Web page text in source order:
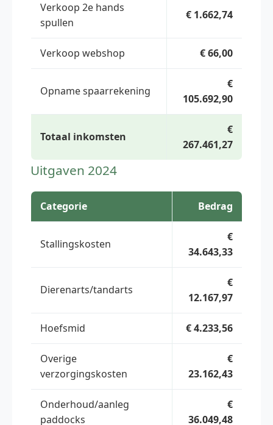
Verkoop 2e hands
spullen
€ 1.662,74
Verkoop webshop € 66,00
Opname spaarrekening
€
105.692,90
Totaal inkomsten
€
267.461,27
Uitgaven 2024
Categorie Bedrag
Stallingskosten
€
34.643,33
Dierenarts/tandarts
€
12.167,97
Hoefsmid € 4.233,56
Overige
verzorgingskosten
€
23.162,43
Onderhoud/aanleg
paddocks
€
36.049,48